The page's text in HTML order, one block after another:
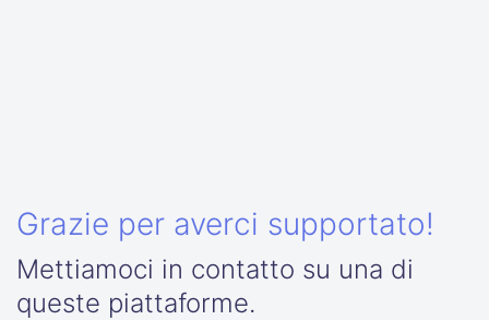
Grazie per averci supportato!
Mettiamoci in contatto su una di
queste piattaforme.